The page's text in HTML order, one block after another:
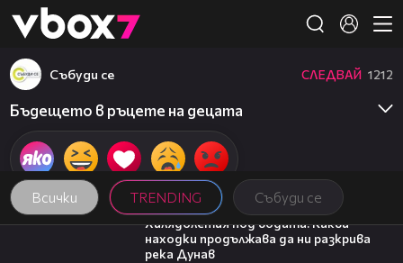
👾
Всички TRENDING Събуди се
Събуди се СЛЕДВАЙ 1212
Бъдещето в ръцете на децата
03:43
Хилядолетия под водата: Какви
находки продължава да ни разкрива
река Дунав